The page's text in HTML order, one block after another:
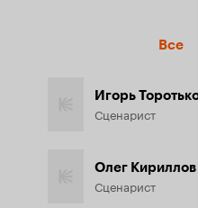
Все
Игорь
Сценарист
Олег Кириллов
Сценарист